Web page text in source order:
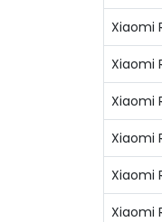
Xiaomi
Xiaomi
Xiaomi
Xiaomi
Xiaomi
Xiaomi